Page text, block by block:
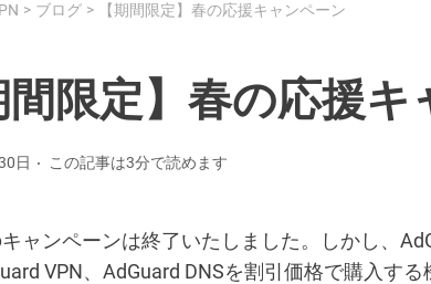
ブログ 【期間限定】春の応援キャンペーン
間限定】春の応援
日 この記事は3分で読めます
ャンペーンは終了いたしました。しかし、
VPN、AdGuard DNSを割引価格で購入す